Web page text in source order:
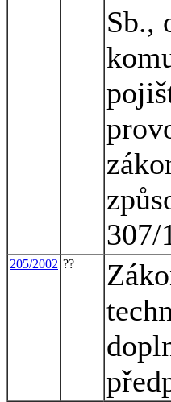
Sb.,
307/
205/2002 ??